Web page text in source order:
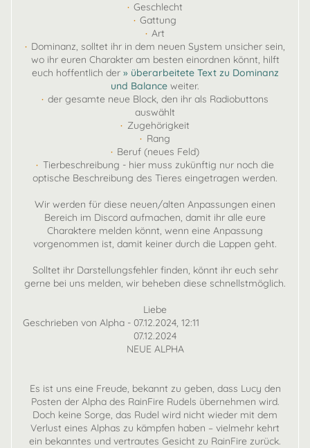
·Geschlecht
·Gattung
·Art
· Dominanz, solltet ihr in dem neuen System unsicher sein,
wo ihr euren Charakter am besten einordnen könnt, hilft
euch hoffentlich der » überarbeitete Text zu Dominanz
und Balance weiter.
·der gesamte neue Block, den ihr als Radiobuttons
auswählt
· Zugehörigkeit
· Rang
· Beruf (neues Feld)
· Tierbeschreibung - hier muss zukünftig nur noch die
optische Beschreibung des Tieres eingetragen werden.
Wir werden für diese neuen/alten Anpassungen einen
Bereich im Discord aufmachen, damit ihr alle eure
Charaktere melden könnt, wenn eine Anpassung
vorgenommen ist, damit keiner durch die Lappen geht.
Solltet ihr Darstellungsfehler finden, könnt ihr euch sehr
gerne bei uns melden, wir beheben diese schnellstmöglich.
Liebe
Geschrieben von Alpha - 07.12.2024, 12:11
07.12.2024
NEUE ALPHA
Es ist uns eine Freude, bekannt zu geben, dass Lucy den
Posten der Alpha des RainFire Rudels übernehmen wird.
Doch keine Sorge, das Rudel wird nicht wieder mit dem
Verlust eines Alphas zu kämpfen haben – vielmehr kehrt
ein bekanntes und vertrautes Gesicht zu RainFire zurück.